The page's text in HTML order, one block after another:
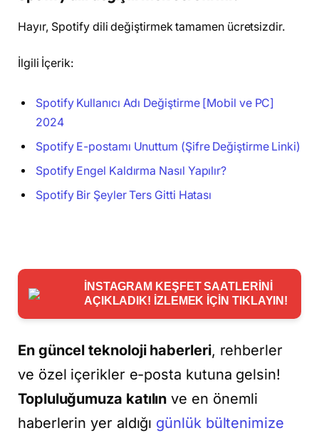
Hayır, Spotify dili değiştirmek tamamen ücretsizdir.
İlgili İçerik:
Spotify Kullanıcı Adı Değiştirme [Mobil ve PC]
2024
Spotify E-postamı Unuttum (Şifre Değiştirme Linki)
Spotify Engel Kaldırma Nasıl Yapılır?
Spotify Bir Şeyler Ters Gitti Hatası
İNSTAGRAM KEŞFET SAATLERİNİ
AÇIKLADIK! İZLEMEK İÇİN TIKLAYIN!
En güncel teknoloji haberleri, rehberler
ve özel içerikler e-posta kutuna gelsin!
Topluluğumuza katılın ve en önemli
haberlerin yer aldığı günlük bültenimize